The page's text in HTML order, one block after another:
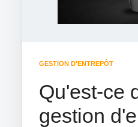
GESTION D'ENTREPÔT
Qu'est-ce
gestion